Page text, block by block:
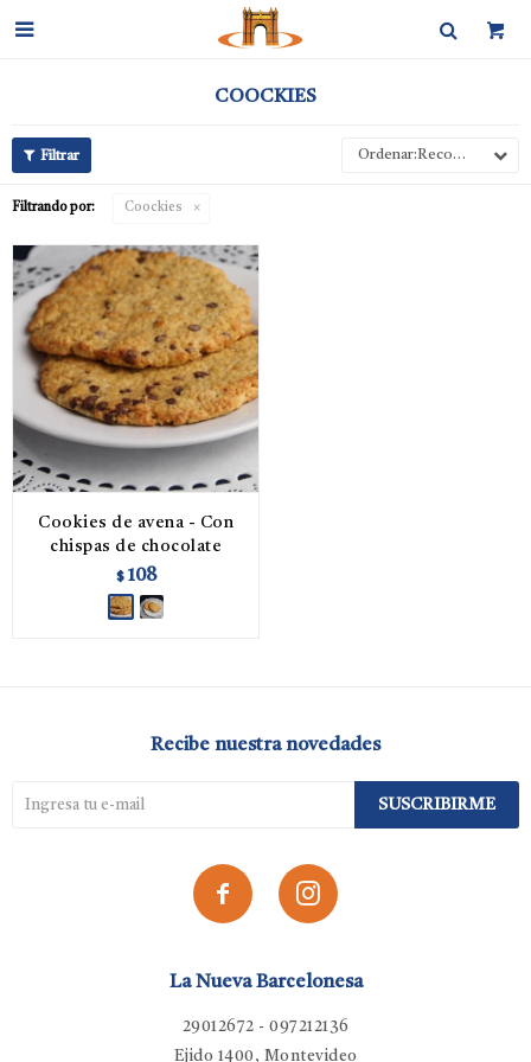

COOCKIES
Recomendados
Filtrando por: Coockies
Cookies de avena - Con
chispas de chocolate
$ 108
La Nueva Barcelonesa
29012672 - 097212136
Ejido 1400, Montevideo
Recibe nuestra novedades
SUSCRIBIRME
 